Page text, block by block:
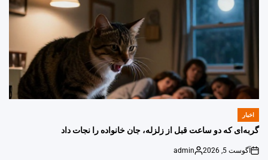
POSTED
IN
اخبار
گربه‌ای که دو ساعت قبل از زلزله، جان خانواده را نجات داد
on
آگوست 5, 2026
Posted
admin